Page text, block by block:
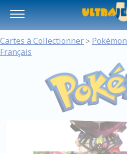
Cartes à Collectionner > Pokémon
Français